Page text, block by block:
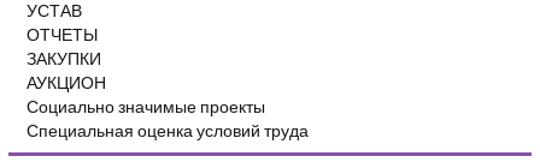
УСТАВ
ОТЧЕТЫ
ЗАКУПКИ
АУКЦИОН
Социально значимые проекты
Специальная оценка условий труда